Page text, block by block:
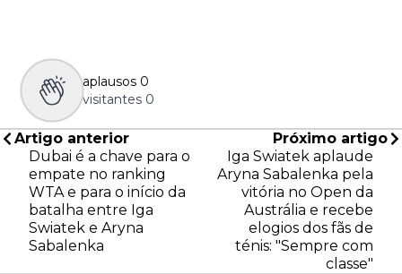
aplausos 0
visitantes 0
Artigo anterior
Dubai é a chave para o
empate no ranking
WTA e para o início da
batalha entre Iga
Swiatek e Aryna
Sabalenka
Próximo artigo
Iga Swiatek aplaude
Aryna Sabalenka pela
vitória no Open da
Austrália e recebe
elogios dos fãs de
ténis: "Sempre com
classe"